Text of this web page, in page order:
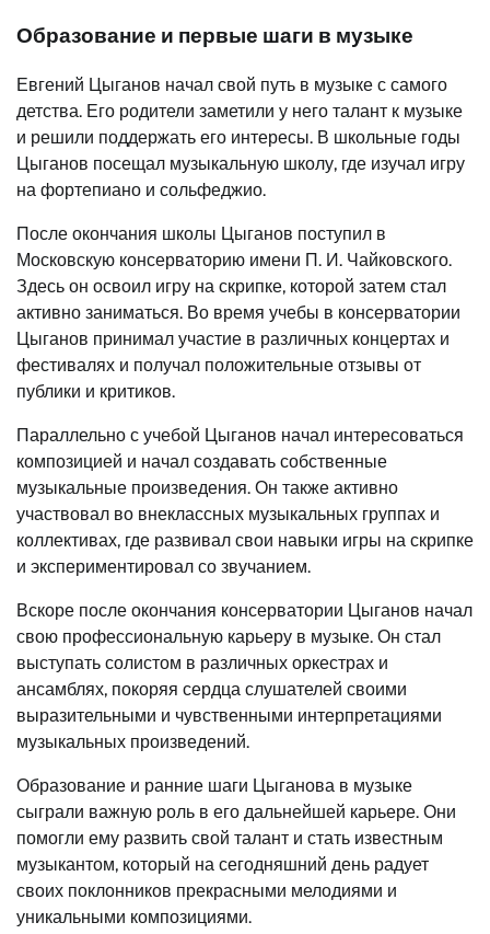
Образование и первые шаги в музыке
Евгений Цыганов начал свой путь в музыке с самого
детства. Его родители заметили у него талант к музыке
и решили поддержать его интересы. В школьные годы
Цыганов посещал музыкальную школу, где изучал игру
на фортепиано и сольфеджио.
После окончания школы Цыганов поступил в
Московскую консерваторию имени П. И. Чайковского.
Здесь он освоил игру на скрипке, которой затем стал
активно заниматься. Во время учебы в консерватории
Цыганов принимал участие в различных концертах и
фестивалях и получал положительные отзывы от
публики и критиков.
Параллельно с учебой Цыганов начал интересоваться
композицией и начал создавать собственные
музыкальные произведения. Он также активно
участвовал во внеклассных музыкальных группах и
коллективах, где развивал свои навыки игры на скрипке
и экспериментировал со звучанием.
Вскоре после окончания консерватории Цыганов начал
свою профессиональную карьеру в музыке. Он стал
выступать солистом в различных оркестрах и
ансамблях, покоряя сердца слушателей своими
выразительными и чувственными интерпретациями
музыкальных произведений.
Образование и ранние шаги Цыганова в музыке
сыграли важную роль в его дальнейшей карьере. Они
помогли ему развить свой талант и стать известным
музыкантом, который на сегодняшний день радует
своих поклонников прекрасными мелодиями и
уникальными композициями.